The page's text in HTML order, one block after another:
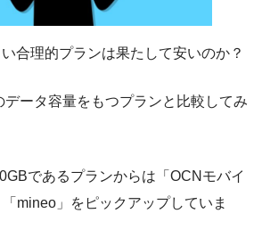
合理的プランは果たして安いのか？
ータ容量をもつプランと比較してみ
であるプランからは「OCNモバイ
mineo」をピックアップしていま